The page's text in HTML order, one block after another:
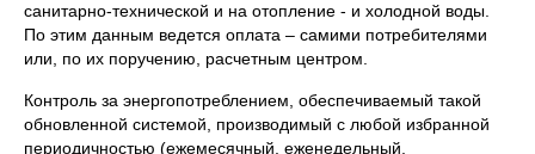
санитарно-технической и на отопление - и холодной воды.
По этим данным ведется оплата – самими потребителями
или, по их поручению, расчетным центром.
Контроль за энергопотреблением, обеспечиваемый такой
обновленной системой, производимый с любой избранной
периодичностью (ежемесячный, еженедельный,